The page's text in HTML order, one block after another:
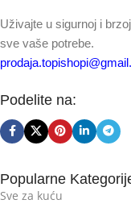
Uživajte u sigurnoj i
sve vaše potrebe.
Podelite na:
Popularne
Sve za kuću